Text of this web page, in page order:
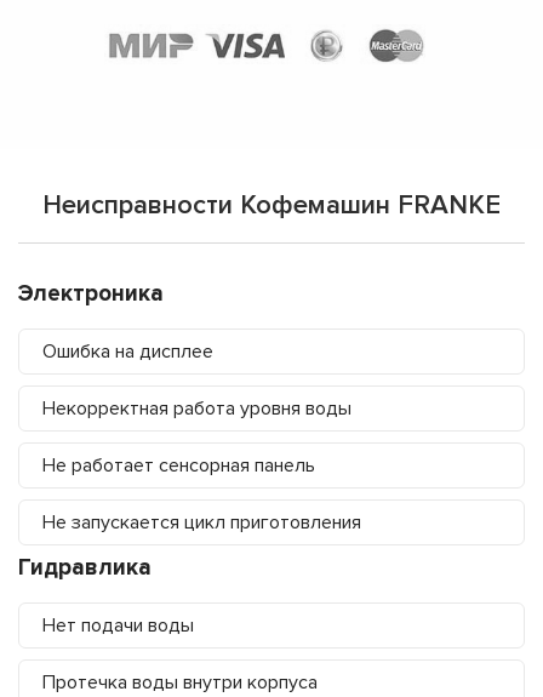
Неисправности Кофемашин FRANKE
Электроника
Ошибка на дисплее
Некорректная работа уровня воды
Не работает сенсорная панель
Не запускается цикл приготовления
Гидравлика
Нет подачи воды
Протечка воды внутри корпуса